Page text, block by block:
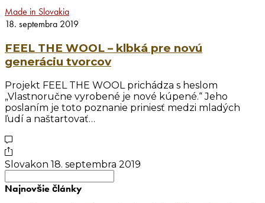
Made in Slovakia
18. septembra 2019
FEEL THE WOOL – klbká pre novú
generáciu tvorcov
Projekt FEEL THE WOOL prichádza s heslom
„Vlastnoručne vyrobené je nové kúpené.“ Jeho
poslaním je toto poznanie priniesť medzi mladých
ľudí a naštartovať…
Slovakon 18. septembra 2019
for:
Najnovšie články